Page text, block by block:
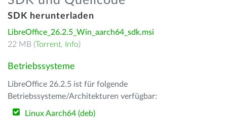
SDK herunterladen
LibreOffice_26.2.5_Win_aarch64_sdk.msi
22 MB (Torrent, Info)
Betriebssysteme
LibreOffice 26.2.5 ist für folgende
Betriebssysteme/Architekturen verfügbar:
Linux Aarch64 (deb)